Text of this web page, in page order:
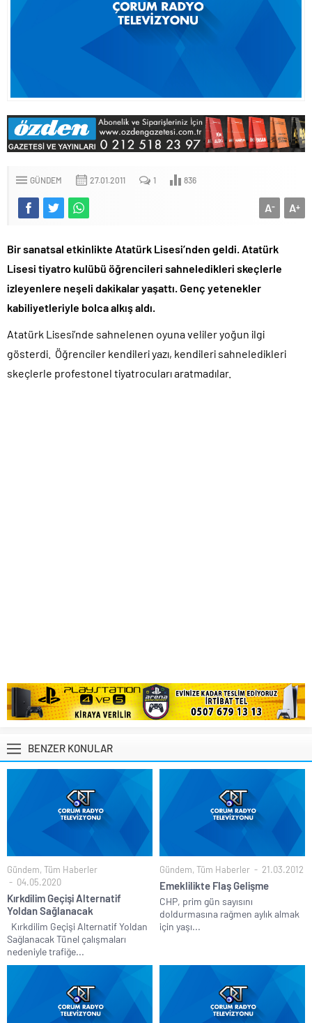
GÜNDEM 27.01.2011 1 836
A+
A-
Bir sanatsal etkinlikte Atatürk Lisesi’nden geldi. Atatürk
Lisesi tiyatro kulübü öğrencileri sahneledikleri skeçlerle
izleyenlere neşeli dakikalar yaşattı. Genç yetenekler
kabiliyetleriyle bolca alkış aldı.
Atatürk Lisesi’nde sahnelenen oyuna veliler yoğun ilgi
gösterdi. Öğrenciler kendileri yazı, kendileri sahneledikleri
skeçlerle profestonel tiyatrocuları aratmadılar.
BENZER KONULAR
Gündem, Tüm Haberler
04.05.2020
Kırkdilim Geçişi Alternatif
Yoldan Sağlanacak
Kırkdilim Geçişi Alternatif Yoldan
Sağlanacak Tünel çalışmaları
nedeniyle trafiğe...
Gündem, Tüm Haberler 21.03.2012
Emeklilikte Flaş Gelişme
CHP, prim gün sayısını
doldurmasına rağmen aylık almak
için yaşı...